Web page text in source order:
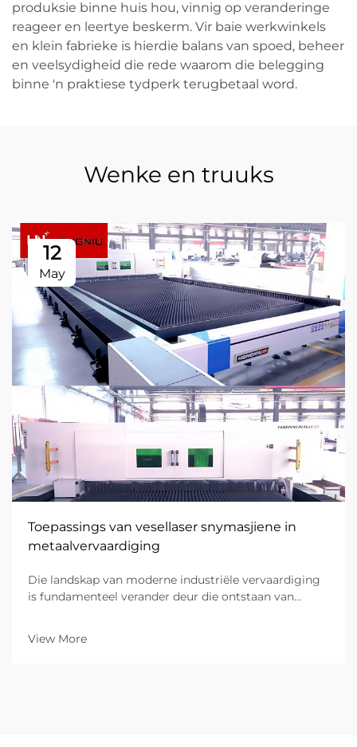
produksie binne huis hou, vinnig op veranderinge
reageer en leertye beskerm. Vir baie werkwinkels
en klein fabrieke is hierdie balans van spoed, beheer
en veelsydigheid die rede waarom die belegging
binne 'n praktiese tydperk terugbetaal word.
Wenke en truuks
12
May
Toepassings van vesellaser snymasjiene in
metaalvervaardiging
Die landskap van moderne industriële vervaardiging
is fundamenteel verander deur die ontstaan van
van doeltreffendheid, presisie en veelsydigheid. In
View More